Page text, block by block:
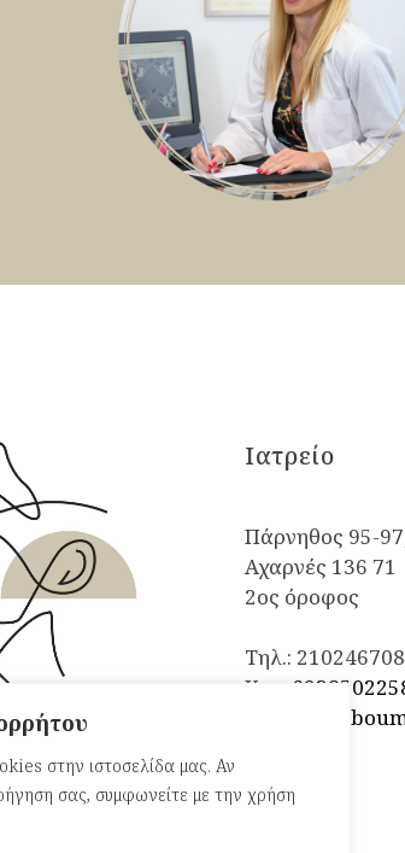
στην ιστοσελίδα μας. Αν
σας, συμφωνείτε με την χρήση
Iατρείο
Πάρνηθος 95-
Αχαρνές 136 71
2ος όροφος
Τηλ.:
Κιν.: